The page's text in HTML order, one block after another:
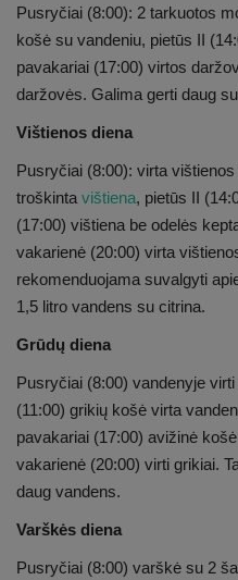
Pusryčiai (8:00): 2 tarkuotos
košė su vandeniu, pietūs II
pavakariai (17:00) virtos
daržovės. Galima gerti daug
Vištienos diena
Pusryčiai (8:00): virta
troškinta vištiena, pietūs II
(17:00) vištiena be odelės
vakarienė (20:00) virta
rekomenduojama suvalgyti
1,5 litro vandens su citrina.
Grūdų diena
Pusryčiai (8:00) vandenyje
(11:00) grikių košė virta
pavakariai (17:00) avižinė
vakarienė (20:00) virti grikiai.
daug vandens.
Varškės diena
Pusryčiai (8:00) varškė su 2